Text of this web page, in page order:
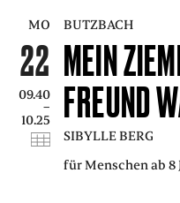
MO
22
09.40
–
10.25
BUTZBACH
MEIN
FREUND
SIBYLLE BERG
für Menschen ab 8